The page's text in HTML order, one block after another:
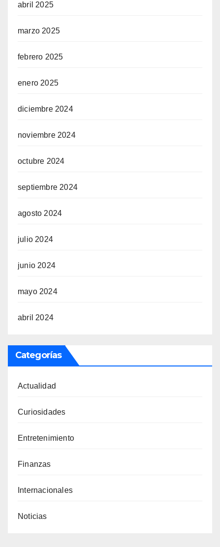
abril 2025
marzo 2025
febrero 2025
enero 2025
diciembre 2024
noviembre 2024
octubre 2024
septiembre 2024
agosto 2024
julio 2024
junio 2024
mayo 2024
abril 2024
Categorías
Actualidad
Curiosidades
Entretenimiento
Finanzas
Internacionales
Noticias